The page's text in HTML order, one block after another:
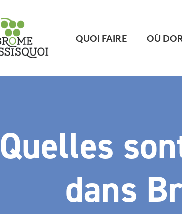
Quelles
dans
QUOI FAIRE OÙ